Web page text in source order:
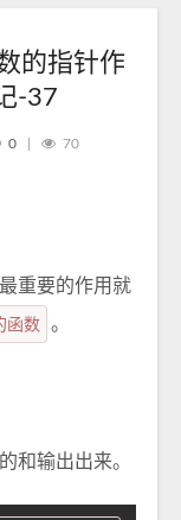
的指针作
-37
0 70
重要的作用就
函数 。
和输出出来。